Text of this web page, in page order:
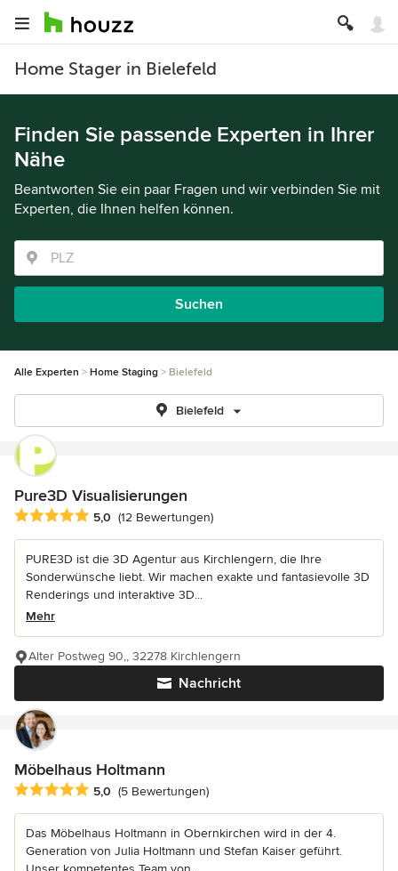
Home Stager in Bielefeld
Finden Sie passende Experten in Ihrer
Nähe
Beantworten Sie ein paar Fragen und wir verbinden Sie mit
Experten, die Ihnen helfen können.
Suchen
Alle Experten Home Staging Bielefeld
Bielefeld
Pure3D Visualisierungen
Durchschnittliche Bewertung: 5 von 5 Sternen
5,0 (12 Bewertungen)
PURE3D ist die 3D Agentur aus Kirchlengern, die Ihre
Sonderwünsche liebt. Wir machen exakte und fantasievolle 3D
Renderings und interaktive 3D...
Mehr
Nachricht
Alter Postweg 90,, 32278 Kirchlengern
Möbelhaus Holtmann
Durchschnittliche Bewertung: 5 von 5 Sternen
5,0 (5 Bewertungen)
Das Möbelhaus Holtmann in Obernkirchen wird in der 4.
Generation von Julia Holtmann und Stefan Kaiser geführt.